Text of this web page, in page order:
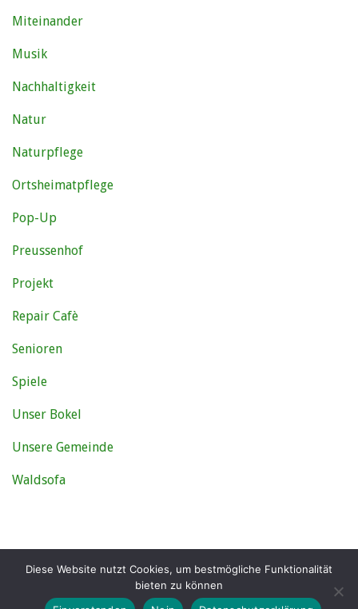
Miteinander
Musik
Nachhaltigkeit
Natur
Naturpflege
Ortsheimatpflege
Pop-Up
Preussenhof
Projekt
Repair Cafè
Senioren
Spiele
Unser Bokel
Unsere Gemeinde
Waldsofa
DATENSCHUTZ IMPRESSUM
Copyright © 2026 Blog des Bürgervereins Bokel
Diese Website nutzt Cookies, um bestmögliche Funktionalität
bieten zu können